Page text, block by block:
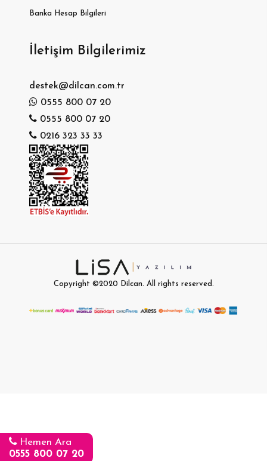
Banka Hesap Bilgileri
İletişim Bilgilerimiz
destek@dilcan.com.tr
0555 800 07 20
0555 800 07 20
0216 323 33 33
Copyright ©2020 Dilcan. All rights reserved.
Hemen Ara
0555 800 07 20